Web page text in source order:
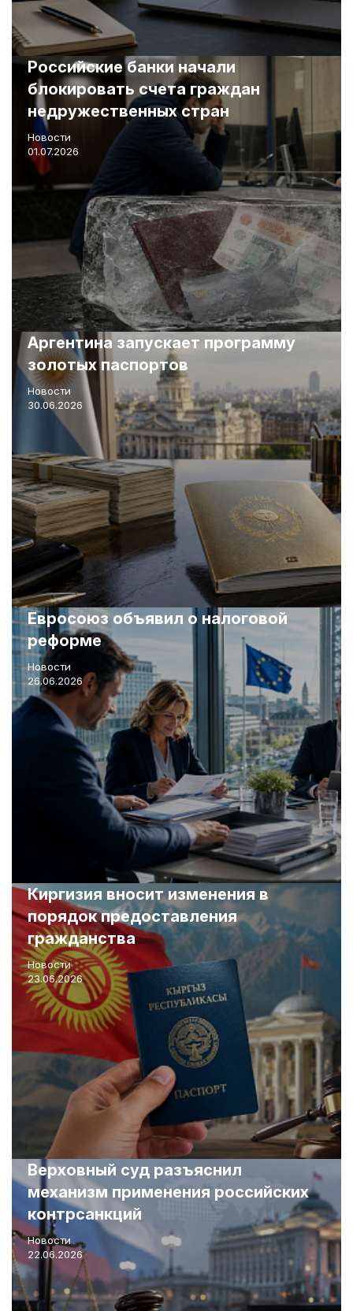
Российские банки начали
блокировать счета граждан
недружественных стран
Новости
01.07.2026
Аргентина запускает программу
золотых паспортов
Новости
30.06.2026
Евросоюз объявил о налоговой
реформе
Новости
26.06.2026
Киргизия вносит изменения в
порядок предоставления
гражданства
Новости
23.06.2026
Верховный суд разъяснил
механизм применения российских
контрсанкций
Новости
22.06.2026